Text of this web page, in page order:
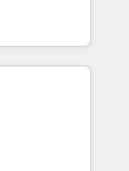
and para
organizar
é
da HubSpot